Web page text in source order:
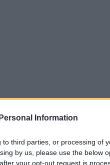
Information
third parties, or processing of
by us, please use the below
your opt-out request is